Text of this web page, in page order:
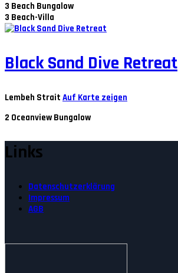
3 Beach Bungalow
3 Beach-Villa
Black Sand Dive Retreat
Lembeh Strait Auf Karte zeigen
2 Oceanview Bungalow
Links
Datenschutzerklärung
Impressum
AGB